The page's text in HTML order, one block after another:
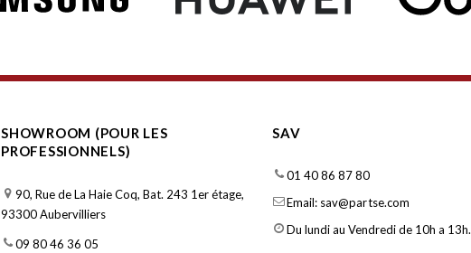
SHOWROOM (POUR LES
PROFESSIONNELS)
90, Rue de La Haie Coq, Bat. 243 1er étage,
93300 Aubervilliers
09 80 46 36 05
SAV
01 40 86 87 80
Email: sav@partse.com
Du lundi au Vendredi de 10h a 13h.